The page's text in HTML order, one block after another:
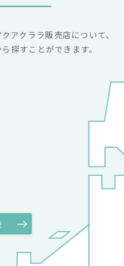
アクララ販売店について、
探すことができます。